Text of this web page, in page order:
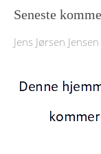
Seneste
Jens Jørsen Jensen